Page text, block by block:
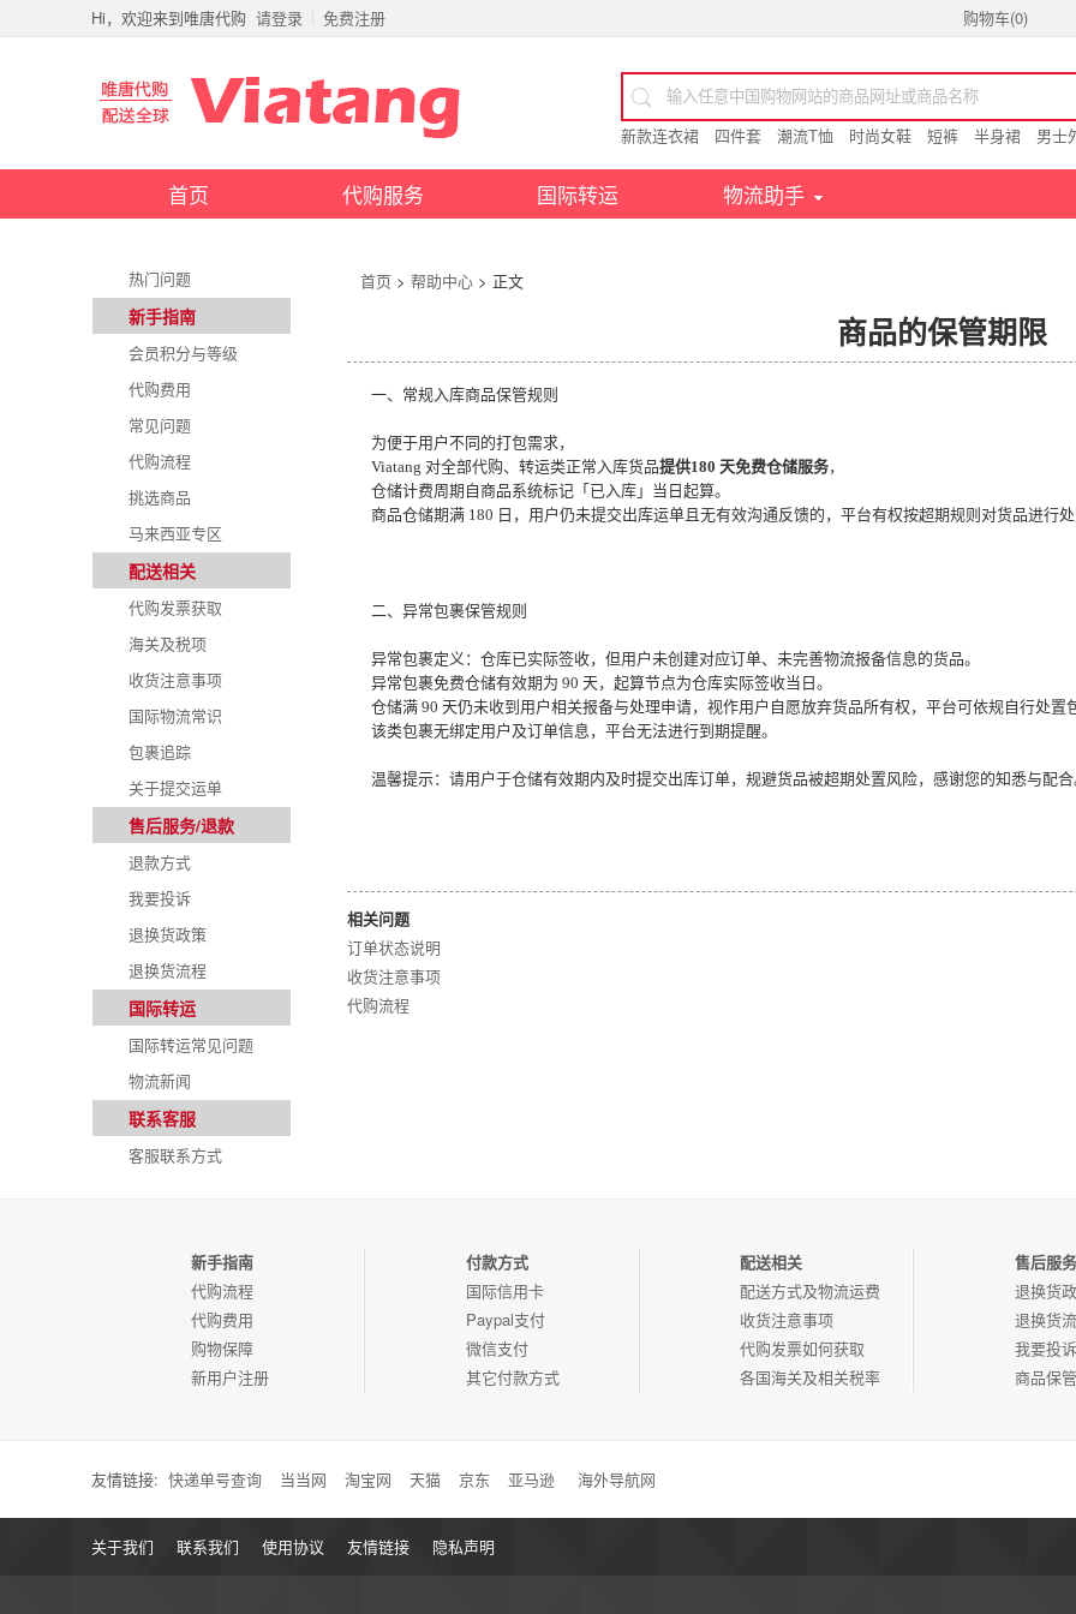
Hi，欢迎来到唯唐代购 请登录 免费注册 购物车(0)
新款连衣裙 四件套 潮流T恤 时尚女鞋 短裤 半身裙 男士
首页 代购服务 国际转运 物流助手
热门问题
新手指南
会员积分与等级
代购费用
常见问题
代购流程
挑选商品
马来西亚专区
配送相关
代购发票获取
海关及税项
收货注意事项
国际物流常识
包裹追踪
关于提交运单
售后服务/退款
退款方式
我要投诉
退换货政策
退换货流程
国际转运
国际转运常见问题
物流新闻
联系客服
客服联系方式
首页 > 帮助中心 > 正文
商品的保管期限
一、常规入库商品保管规则
为便于用户不同的打包需求，
Viatang 对全部代购、转运类正常入库货品提供180 天免费仓储服务，
仓储计费周期自商品系统标记「已入库」当日起算。
商品仓储期满 180 日，用户仍未提交出库运单且无有效沟通反馈的，平台有权按超期规则对货品进行处
二、异常包裹保管规则
异常包裹定义：仓库已实际签收，但用户未创建对应订单、未完善物流报备信息的货品。
异常包裹免费仓储有效期为 90 天，起算节点为仓库实际签收当日。
仓储满 90 天仍未收到用户相关报备与处理申请，视作用户自愿放弃货品所有权，平台可依规自行处置
该类包裹无绑定用户及订单信息，平台无法进行到期提醒。
温馨提示：请用户于仓储有效期内及时提交出库订单，规避货品被超期处置风险，感谢您的知悉与配合
相关问题
订单状态说明
收货注意事项
代购流程
新手指南
代购流程
代购费用
购物保障
新用户注册
付款方式
国际信用卡
Paypal支付
微信支付
其它付款方式
配送相关
配送方式及物流运费
收货注意事项
代购发票如何获取
各国海关及相关税率
售后服务
退换货
退换货
我要投诉
商品保
友情链接: 快递单号查询 当当网 淘宝网 天猫 京东 亚马逊 海外导航网
关于我们 联系我们 使用协议 友情链接 隐私声明